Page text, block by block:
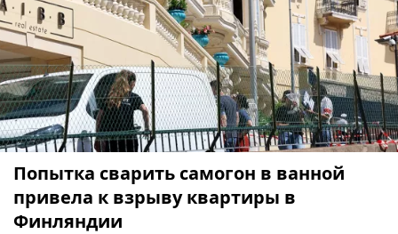
Попытка сварить самогон в ванной
привела к взрыву квартиры в
Финляндии